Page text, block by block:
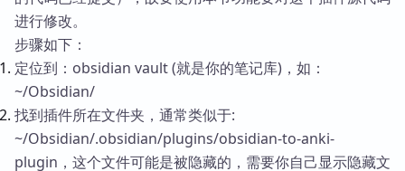
进行修改。
步骤如下：
定位到：obsidian vault (就是你的笔记库)，如：
~/Obsidian/
找到插件所在文件夹，通常类似于:
~/Obsidian/.obsidian/plugins/obsidian-to-anki-
plugin，这个文件可能是被隐藏的，需要你自己显示隐藏文